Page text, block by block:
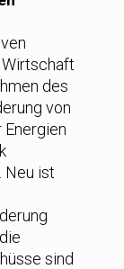
Wirtschaft
des
von
Neu ist
sind